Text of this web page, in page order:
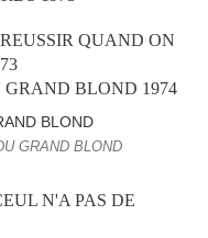
QUAND ON
GRAND BLOND 1974
GRAND BLOND
N'A PAS DE